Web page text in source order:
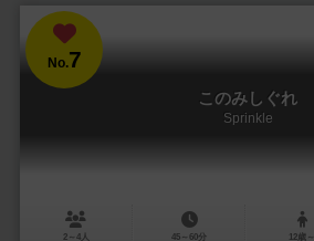
No.7
このみしぐれ
Sprinkle
2～4人 45～60分 12歳～